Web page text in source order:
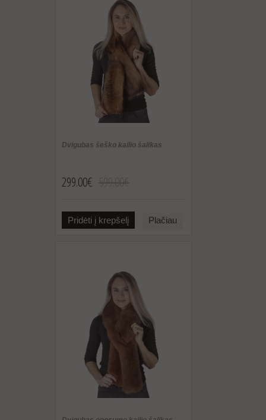
Dvigubas šeško kailio šalikas
299.00€
Pridėti į krepšelį Plačiau